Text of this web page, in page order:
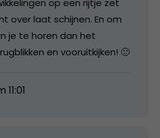
over laat schijnen. En om
je te horen dan het
en vooruitkijken! 🙂